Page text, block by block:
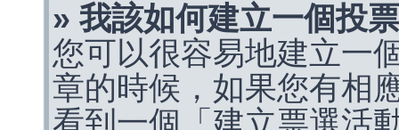
» 我該如何建立一個投
您可以很容易地建立一
章的時候，如果您有相
看到一個「建立票選活